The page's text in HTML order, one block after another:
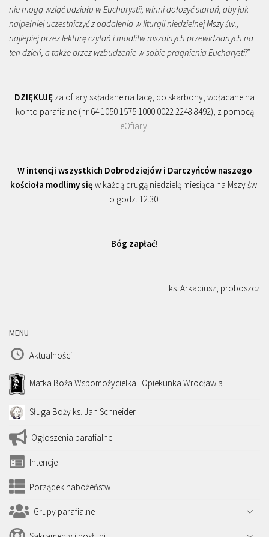
nie mogą wziąć udziału w Eucharystii, winni dołożyć starań, aby jak
najpełniej uczestniczyć z oddalenia w liturgii niedzielnej Mszy św.,
najlepiej przez lekturę czytań i modlitw mszalnych przewidzianych na
ten dzień, a także przez wzbudzenie w sobie pragnienia Eucharystii”.
DZIĘKUJĘ za ofiary składane na tacę, do skarbony, wpłacane na
konto parafialne (nr 64 1050 1575 1000 0022 2248 8492), z pomocą
eOfiary.
W intencji wszystkich Dobrodziejów i Darczyńców naszego
kościoła modlimy się w każdą drugą niedzielę miesiąca na Mszy św.
o godz. 12.30.
Bóg zapłać!
ks. Arkadiusz, proboszcz
MENU
Aktualności
Matka Boża Wspomożycielka i Opiekunka Wrocławia
Sługa Boży ks. Jan Schneider
Ogłoszenia parafialne
Intencje
Porządek nabożeństw
Grupy parafialne